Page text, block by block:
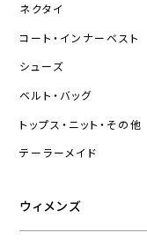
ネクタイ
コート・インナーベスト
シューズ
ベルト・バッグ
トップス・ニット・その他
テーラーメイド
ウィメンズ